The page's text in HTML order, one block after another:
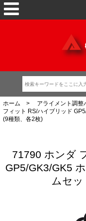
ホーム > アライメント調整
フィット RS/ハイブリッド
(9種類、各2枚)
71790 ホンダ
GP5/GK3/GK5
ムセ